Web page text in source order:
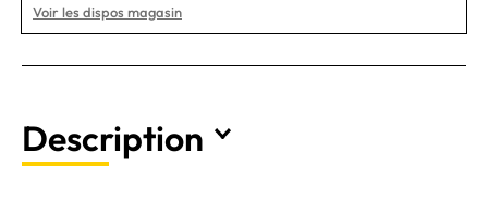
Voir les dispos magasin
Description